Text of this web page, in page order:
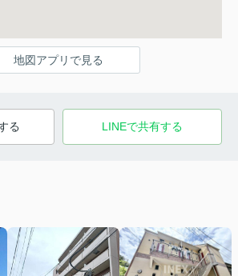
地図アプリで見る
る LINEで共有する